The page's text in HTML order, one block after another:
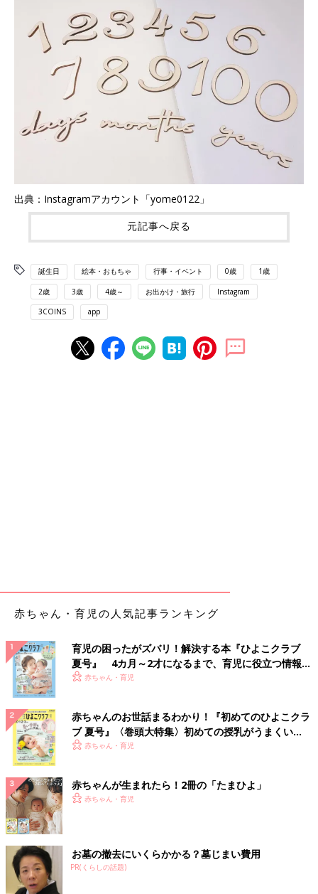
出典：Instagramアカウント「yome0122」
元記事へ戻る
誕生日 絵本・おもちゃ 行事・イベント 0歳 1歳
2歳 3歳 4歳～ お出かけ・旅行 Instagram
3COINS app
赤ちゃん・育児の人気記事ランキング
育児の困ったがズバリ！解決する本『ひよこクラブ
夏号』 4カ月～2才になるまで、育児に役立つ情報が
いっぱい！
赤ちゃん・育児
赤ちゃんのお世話まるわかり！『初めてのひよこクラ
ブ 夏号』〈巻頭大特集〉初めての授乳がうまくい
く！ おっぱい・ミルクの基本と夏のトラブル 解決テ
赤ちゃん・育児
赤ちゃんが生まれたら！2冊の「たまひよ」
赤ちゃん・育児
お墓の撤去にいくらかかる？墓じまい費用
PR(くらしの話題)